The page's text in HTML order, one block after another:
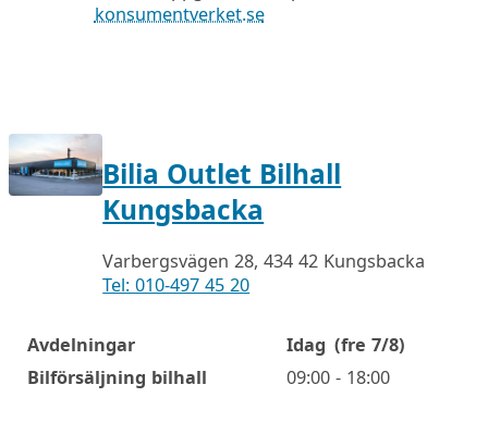
konsumentverket.se
Bilia Outlet Bilhall
Kungsbacka
Varbergsvägen 28, 434 42 Kungsbacka
Tel: 010-497 45 20
Öppettider
Avdelningar Idag (fre 7/8)
Bilförsäljning bilhall
09:00 - 18:00